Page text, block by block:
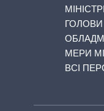
ГОЛОВИ
МЕРИ
ВСІ